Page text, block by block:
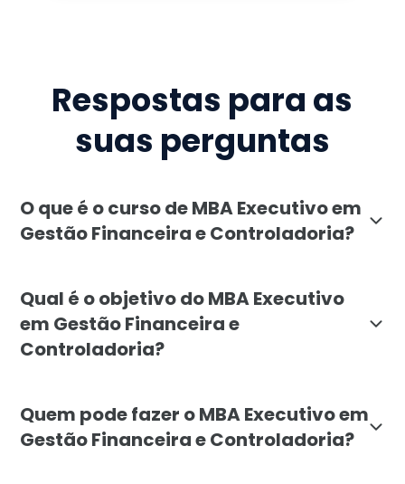
Respostas para as
suas perguntas
O que é o curso de MBA Executivo em
Gestão Financeira e Controladoria?
Qual é o objetivo do MBA Executivo
em Gestão Financeira e
Controladoria?
Quem pode fazer o MBA Executivo em
Gestão Financeira e Controladoria?